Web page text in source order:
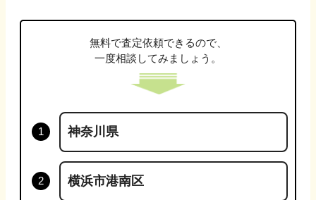
無料で査定依頼できるので、
一度相談してみましょう。